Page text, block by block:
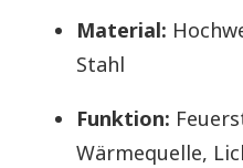
Material:
Stahl
Funktion:
Wärmequelle,